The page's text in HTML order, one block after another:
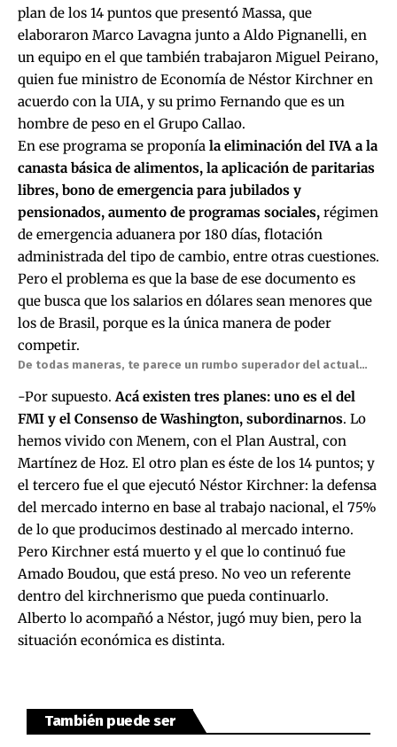
plan de los 14 puntos que presentó Massa, que
elaboraron Marco Lavagna junto a Aldo Pignanelli, en
un equipo en el que también trabajaron Miguel Peirano,
quien fue ministro de Economía de Néstor Kirchner en
acuerdo con la UIA, y su primo Fernando que es un
hombre de peso en el Grupo Callao.
En ese programa se proponía la eliminación del IVA a la
canasta básica de alimentos, la aplicación de paritarias
libres, bono de emergencia para jubilados y
pensionados, aumento de programas sociales, régimen
de emergencia aduanera por 180 días, flotación
administrada del tipo de cambio, entre otras cuestiones.
Pero el problema es que la base de ese documento es
que busca que los salarios en dólares sean menores que
los de Brasil, porque es la única manera de poder
competir.
De todas maneras, te parece un rumbo superador del actual…
-Por supuesto.Acá existen tres planes: uno es el del
FMI y el Consenso de Washington, subordinarnos. Lo
hemos vivido con Menem, con el Plan Austral, con
Martínez de Hoz. El otro plan es éste de los 14 puntos; y
el tercero fue el que ejecutó Néstor Kirchner: la defensa
del mercado interno en base al trabajo nacional, el 75%
de lo que producimos destinado al mercado interno.
Pero Kirchner está muerto y el que lo continuó fue
Amado Boudou, que está preso. No veo un referente
dentro del kirchnerismo que pueda continuarlo.
Alberto lo acompañó a Néstor, jugó muy bien, pero la
situación económica es distinta.
También puede ser